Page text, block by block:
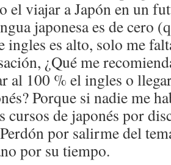
el viajar a Japón en un
japonesa es de cero
ingles es alto, solo me
¿Qué me
al 100 % el ingles o
Porque si nadie me
cursos de japonés por
por salirme del
por su tiempo.